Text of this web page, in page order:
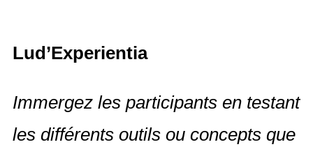
Lud’Experientia
Immergez les participants en testant
les différents outils ou concepts que